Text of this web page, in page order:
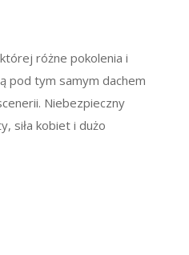
różne pokolenia i
pod tym samym dachem
Niebezpieczny
siła kobiet i dużo